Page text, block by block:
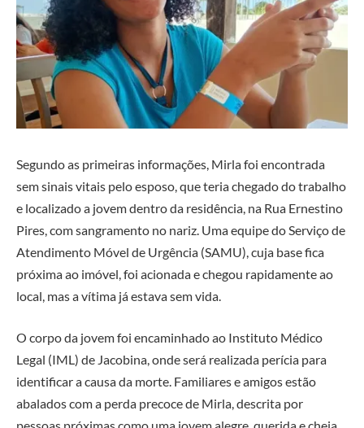
Segundo as primeiras informações, Mirla foi encontrada
sem sinais vitais pelo esposo, que teria chegado do trabalho
e localizado a jovem dentro da residência, na Rua Ernestino
Pires, com sangramento no nariz. Uma equipe do Serviço de
Atendimento Móvel de Urgência (SAMU), cuja base fica
próxima ao imóvel, foi acionada e chegou rapidamente ao
local, mas a vítima já estava sem vida.
O corpo da jovem foi encaminhado ao Instituto Médico
Legal (IML) de Jacobina, onde será realizada perícia para
identificar a causa da morte. Familiares e amigos estão
abalados com a perda precoce de Mirla, descrita por